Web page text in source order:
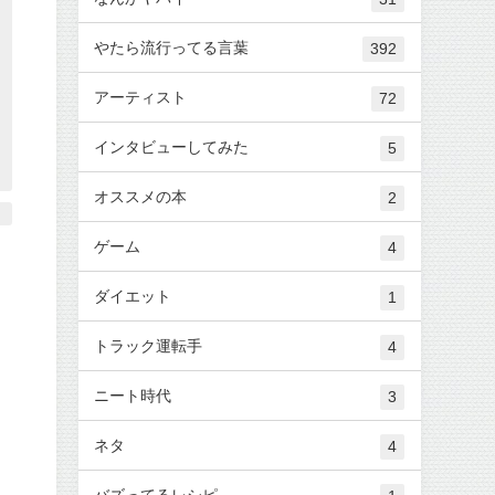
やたら流行ってる言葉 392
アーティスト 72
インタビューしてみた 5
オススメの本 2
ゲーム 4
ダイエット 1
トラック運転手 4
ニート時代 3
ネタ 4